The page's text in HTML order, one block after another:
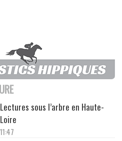
Lectures sous l’arbre en Haute-
Loire
11:47